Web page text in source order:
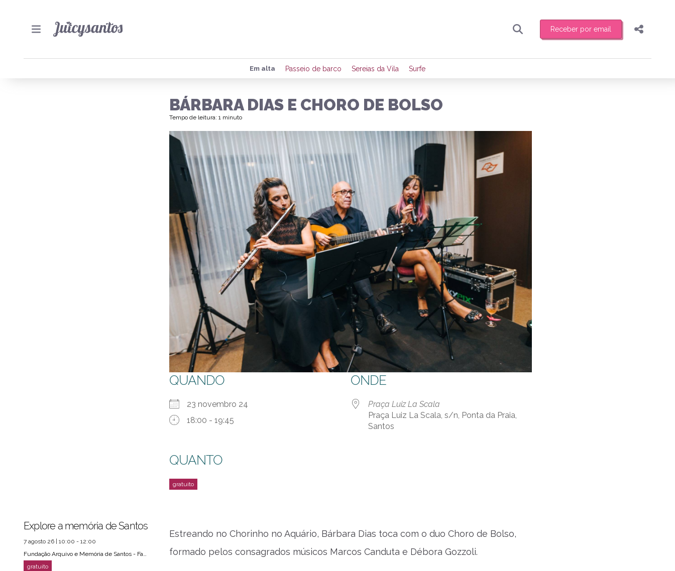
Receber por email
Preencha seus dados para receber toda sexta-feira de manhã o resumo
de eventos e notícias da região.
Quero receber novidades
Compartilhar
Em alta Passeio de barco Sereias da Vila Surfe
BÁRBARA DIAS E CHORO DE BOLSO
Tempo de leitura: 1 minuto
QUANDO
23 novembro 24
18:00 - 19:45
ONDE
Praça Luiz La Scala
Praça Luiz La Scala, s/n, Ponta da Praia,
Santos
QUANTO
Estreando no Chorinho no Aquário, Bárbara Dias toca com o duo Choro de Bolso,
formado pelos consagrados músicos Marcos Canduta e Débora Gozzoli.
Explore a memória de Santos
7 agosto 26 | 10:00 - 12:00
Fundação Arquivo e Memória de Santos - Fams